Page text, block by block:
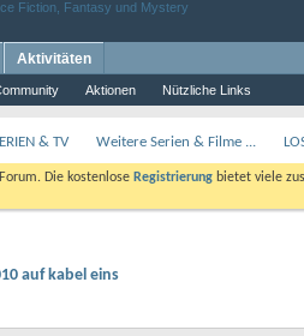
Aktionen Nützliche Links
Aktivitäten
& TV Weitere Serien & Filme ...
Die kostenlose Registrierung bietet viele
auf kabel eins